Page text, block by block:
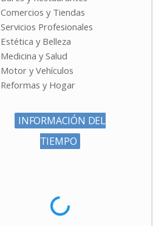
Comercios y Tiendas
Servicios Profesionales
Estética y Belleza
Medicina y Salud
Motor y Vehículos
Reformas y Hogar
INFORMACIÓN DEL
TIEMPO